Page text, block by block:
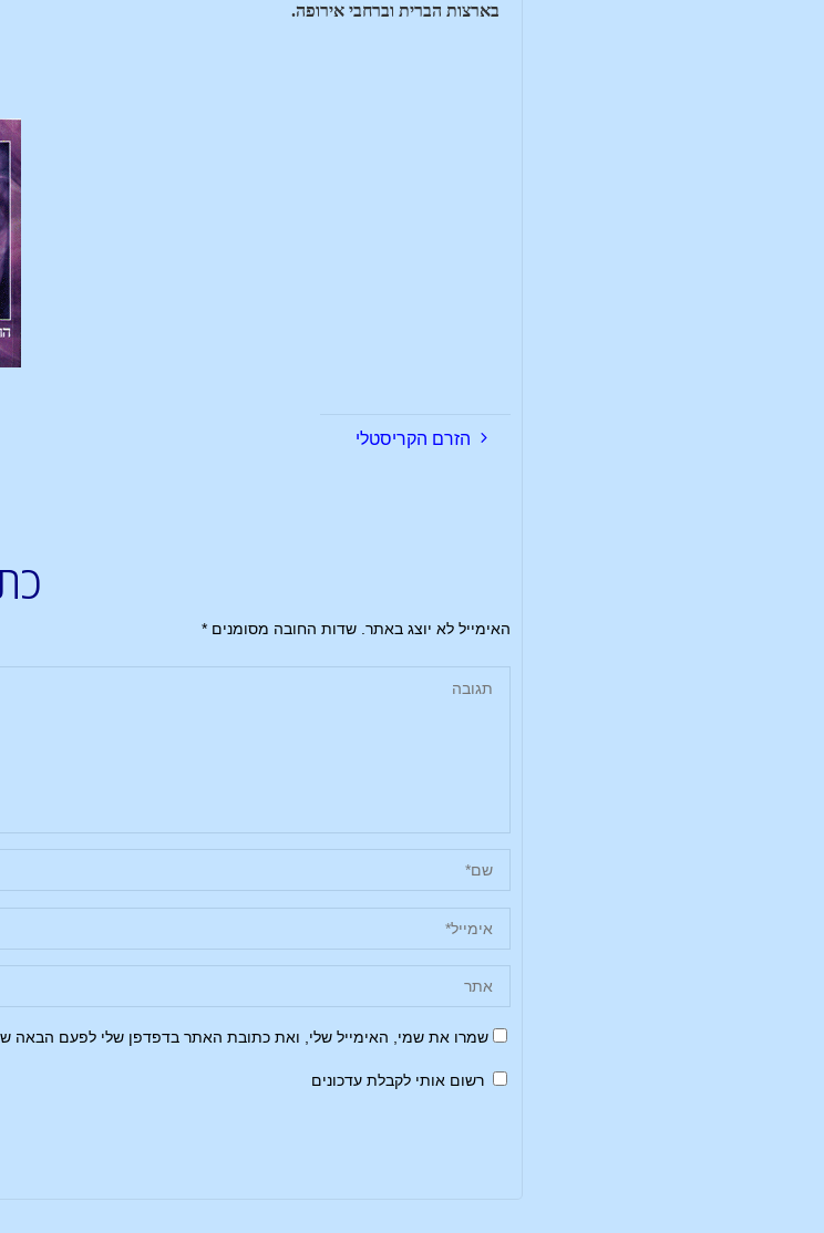
בארצות הברית וברחבי אירופה.
הזרם הקריסטלי
האימייל לא יוצג באתר. שדות החובה מסומנים*
שמרו את שמי, האימייל שלי, ואת כתובת האתר בדפדפן שלי לפעם הבאה
רשום אותי לקבלת עדכונים